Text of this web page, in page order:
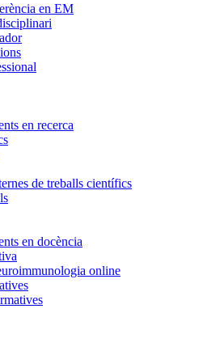
en EM
en recerca
de treballs científics
en docència
online